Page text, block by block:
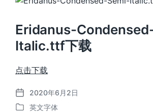
Eridanus-
Italic.ttf下载
点击下载
发
布
2020年6月2日
英文字体